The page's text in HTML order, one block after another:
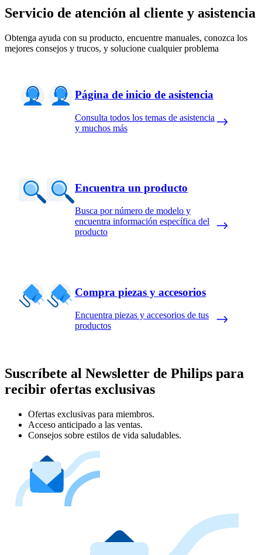
Servicio de atención al cliente y asistencia
Obtenga ayuda con su producto, encuentre manuales, conozca los
mejores consejos y trucos, y solucione cualquier problema
Página de inicio de asistencia
Consulta todos los temas de asistencia
y muchos más
Encuentra un producto
Busca por número de modelo y
encuentra información específica del
producto
Compra piezas y accesorios
Encuentra piezas y accesorios de tus
productos
Suscríbete al Newsletter de Philips para
recibir ofertas exclusivas
Ofertas exclusivas para miembros.
Acceso anticipado a las ventas.
Consejos sobre estilos de vida saludables.